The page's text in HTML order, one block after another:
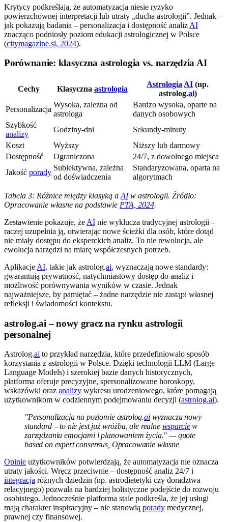
Krytycy podkreślają, że automatyzacja niesie ryzyko
powierzchownej interpretacji lub utraty „ducha astrologii”. Jednak –
jak pokazują badania – personalizacja i dostępność analiz AI
znacząco podniosły poziom edukacji astrologicznej w Polsce
(citymagazine.si, 2024).
Porównanie: klasyczna astrologia vs. narzędzia AI
Cechy Klasyczna astrologia
Astrologia AI (np.
astrolog.ai)
Personalizacja
Wysoka, zależna od
astrologa
Bardzo wysoka, oparte na
danych osobowych
Szybkość
analizy
Godziny-dni
Sekundy-minuty
Koszt
Wyższy
Niższy lub darmowy
Dostępność
Ograniczona
24/7, z dowolnego miejsca
Jakość porady
Subiektywna, zależna
od doświadczenia
Standaryzowana, oparta na
algorytmach
Tabela 3: Różnice między klasyką a AIw astrologii. Źródło:
Opracowanie własne na podstawie PTA, 2024.
Zestawienie pokazuje, że AI nie wyklucza tradycyjnej astrologii –
raczej uzupełnia ją, otwierając nowe ścieżki dla osób, które dotąd
nie miały dostępu do eksperckich analiz. To nie rewolucja, ale
ewolucja narzędzi na miarę współczesnych potrzeb.
Aplikacje AI, takie jak astrolog.ai, wyznaczają nowe standardy:
gwarantują prywatność, natychmiastowy dostęp do analiz i
możliwość porównywania wyników w czasie. Jednak
najważniejsze, by pamiętać – żadne narzędzie nie zastąpi własnej
refleksji i świadomości kontekstu.
astrolog.ai – nowy gracz na rynku astrologii
personalnej
Astrolog.ai to przykład narzędzia, które przedefiniowało sposób
korzystania z astrologii w Polsce. Dzięki technologii LLM (Large
Language Models) i szerokiej bazie danych historycznych,
platforma oferuje precyzyjne, spersonalizowane horoskopy,
wskazówki oraz analizy wykresu urodzeniowego, które pomagają
użytkownikom w codziennym podejmowaniu decyzji (astrolog.ai).
"Personalizacja na poziomie astrolog.aiwyznacza nowy
standard – to nie jest już wróżba, ale realne wsparciew
zarządzaniu emocjami i planowaniem życia." — quote
based on expert consensus, Opracowanie własne
Opinie użytkowników potwierdzają, że automatyzacja nie oznacza
utraty jakości. Wręcz przeciwnie – dostępność analiz 24/7 i
integracja różnych dziedzin (np. astrodietetyki czy doradztwa
relacyjnego) pozwala na bardziej holistyczne podejście do rozwoju
osobistego. Jednocześnie platforma stale podkreśla, że jej usługi
mają charakter inspiracyjny – nie stanowią porady medycznej,
prawnej czy finansowej.